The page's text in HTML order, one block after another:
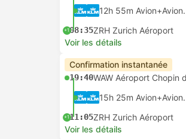
12h 55m Avion+Avion.
+108:35ZRH Zurich Aéroport
Voir les détails
Confirmation instantanée
19:40
15h 25m Avion+Avion.
+111:05ZRH Zurich Aéroport
Voir les détails